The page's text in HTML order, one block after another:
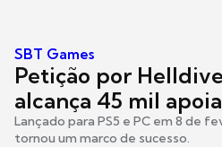
SBT Games
Petição por
alcança 45 mil
Lançado para PS5 e PC em 8 de
tornou um marco de sucesso.